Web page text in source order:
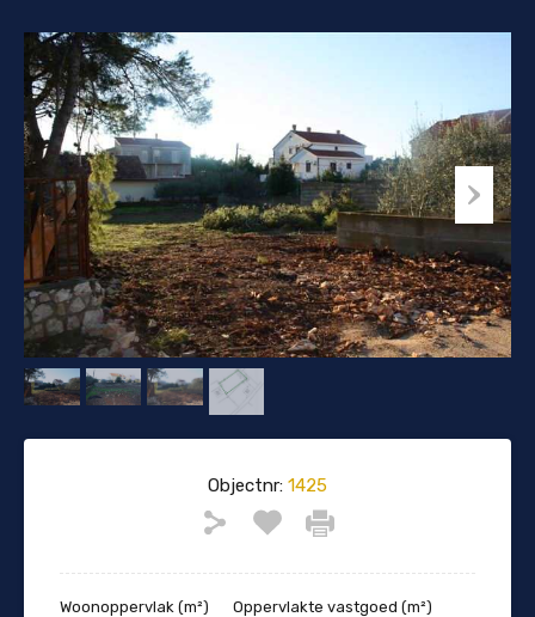
Objectnr: 1425
Woonoppervlak (m²) Oppervlakte vastgoed (m²)